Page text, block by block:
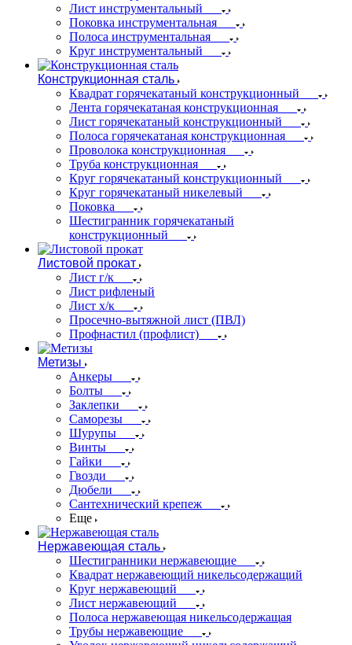
Лист инструментальный
Поковка инструментальная
Полоса инструментальная
Круг инструментальный
Конструкционная сталь
Квадрат горячекатаный конструкционный
Лента горячекатаная конструкционная
Лист горячекатаный конструкционный
Полоса горячекатаная конструкционная
Проволока конструкционная
Труба конструкционная
Круг горячекатаный конструкционный
Круг горячекатаный никелевый
Поковка
Шестигранник горячекатаный
конструкционный
Листовой прокат
Лист г/к
Лист рифленый
Лист х/к
Просечно-вытяжной лист (ПВЛ)
Профнастил (профлист)
Метизы
Анкеры
Болты
Заклепки
Саморезы
Шурупы
Винты
Гайки
Гвозди
Дюбели
Сантехнический крепеж
Еще
Нержавеющая сталь
Шестигранники нержавеющие
Квадрат нержавеющий никельсодержащий
Круг нержавеющий
Лист нержавеющий
Полоса нержавеющая никельсодержащая
Трубы нержавеющие